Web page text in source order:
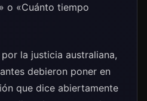
o «Cuánto tiempo
la justicia australiana,
debieron poner en
que dice abiertamente